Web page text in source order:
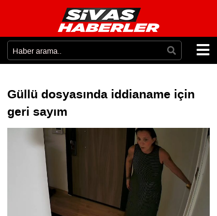
Güllü dosyasında iddianame için
geri sayım